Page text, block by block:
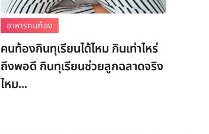
อาหารคนท้อง
คนท้องกินทุเรียนได้ไหม กินเท่าไหร่
ถึงพอดี กินทุเรียนช่วยลูกฉลาดจริง
ไหม...